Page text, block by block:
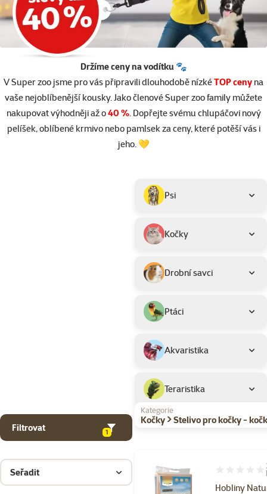
Držíme ceny na vodítku 🐾
V Super zoo jsme pro vás připravili dlouhodobě nízkéTOP ceny na
vaše nejoblíbenější kousky. Jako členové Super zoo family můžete
nakupovat výhodněji až o40 %.Dopřejte svému chlupáčovi nový
pelíšek, oblíbené krmivo nebo pamlsek za ceny, které potěší vás i
jeho. 💛
Podkategorie
Psi
Kočky
Drobní savci
Ptáci
Akvaristika
Teraristika
Filtrovat 1
Kategorie
Kočky > Stelivo pro kočky -
Seřadit
Hobliny
Hodnocení